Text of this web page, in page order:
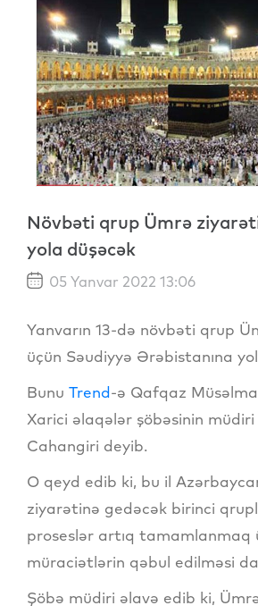
Növbəti qrup Ümrə
yola düşəcək
05 Yanvar 2022 13:06
Yanvarın 13-də növbəti qrup
üçün Səudiyyə Ərəbistanına
Bunu Trend-ə Qafqaz
Xarici əlaqələr şöbəsinin müdiri
Cahangiri deyib.
O qeyd edib ki, bu il
ziyarətinə gedəcək birinci
proseslər artıq tamamlanmaq
müraciətlərin qəbul edilməsi
Şöbə müdiri əlavə edib ki,